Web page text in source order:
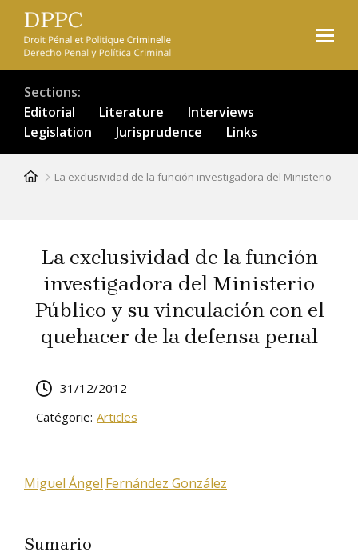
Skip
main
content
Sections
Editorial
Literature
Interviews
Legislation
Jurisprudence Links
Breadcrumb
La exclusividad de la función investigadora del Ministerio
La exclusividad de la función
investigadora del Ministerio
Público y su vinculación con el
quehacer de la defensa penal
31/12/2012
Catégorie: Articles
Miguel Ángel Fernández González
Sumario